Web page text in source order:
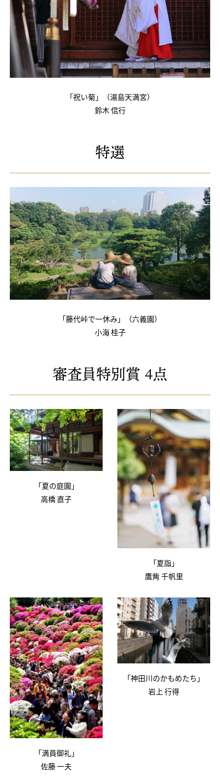
「祝い菊」（湯島天満宮）
鈴木 信行
特選
「藤代峠で一休み」（六義園）
小海 桂子
審査員特別賞 4点
「夏の庭園」
高橋 直子
「夏詣」
鷹觜 千帆里
「満員御礼」
佐藤 一夫
「神田川のかもめたち」
岩上 行得